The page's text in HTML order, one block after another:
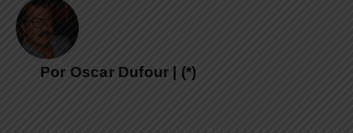
Por Oscar Dufour | (*)